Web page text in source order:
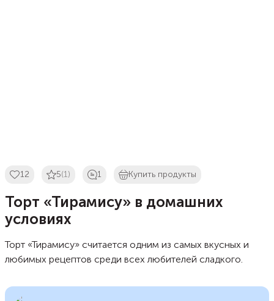
12 5(1) 1 Купить продукты
Торт «Тирамису» в домашних
условиях
Торт «Тирамису» считается одним из самых вкусных и
любимых рецептов среди всех любителей сладкого.